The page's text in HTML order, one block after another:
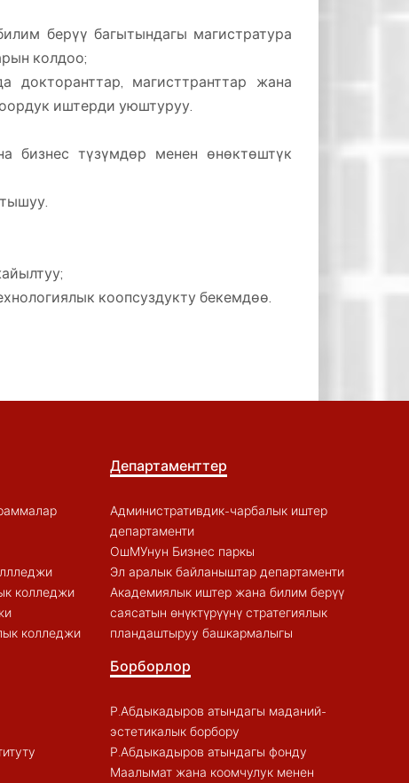
берүү багытындагы магистратура
колдоо;
докторанттар, магисттранттар жана
иштерди уюштуруу.
бизнес түзүмдөр менен өнөктөштүк
коопсуздукту бекемдөө.
колледжи
колледжи
Департаменттер
Административдик-чарбалык иштер
департаменти
ОшМУнун Бизнес паркы
Эл аралык байланыштар департаменти
Академиялык иштер жана билим берүү
саясатын өнүктүрүүнү стратегиялык
пландаштыруу башкармалыгы
Борборлор
Р.Абдыкадыров атындагы маданий-
эстетикалык борбору
Р.Абдыкадыров атындагы фонду
Маалымат жана коомчулук менен